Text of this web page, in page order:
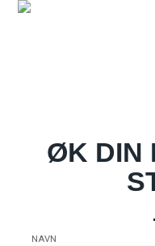
ØK DIN
NAVN